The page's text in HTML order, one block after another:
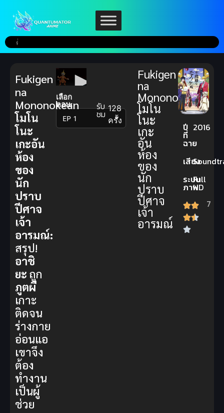
เลือก
ตอน:
▼
รับ
ชม 128
ครั้ง
Fukigen
na
Mononokean
โมโน
โนะ
เกะ
อัน
ห้อง
ของ
นัก
ปราบ
ปีศาจ
เจ้า
อารมณ์
ปี
ที่
ฉาย
2016
เสียง
ระบบ
ภาพ
Full
HD
7
Fukigen
na
Mononokean
โมโน
โนะ
เกะอัน
ห้อง
ของ
นัก
ปราบ
ปีศาจ
เจ้า
อารมณ์:
สรุป!
อาชิ
ยะ ถูก
ภูตผี
เกาะ
ติดจน
ร่างกาย
อ่อนแอ
เขาจึง
ต้อง
ทำงาน
เป็นผู้
ช่วย